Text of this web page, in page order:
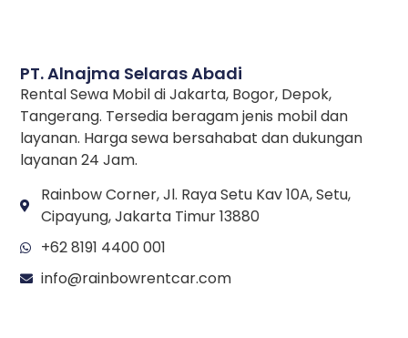
PT. Alnajma Selaras Abadi
Rental Sewa Mobil di Jakarta, Bogor, Depok,
Tangerang. Tersedia beragam jenis mobil dan
layanan. Harga sewa bersahabat dan dukungan
layanan 24 Jam.
Rainbow Corner, Jl. Raya Setu Kav 10A, Setu,
Cipayung, Jakarta Timur 13880
+62 8191 4400 001
info@rainbowrentcar.com